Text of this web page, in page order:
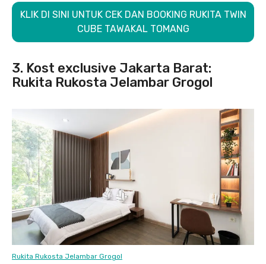
KLIK DI SINI UNTUK CEK DAN BOOKING RUKITA TWIN
CUBE TAWAKAL TOMANG
3. Kost exclusive Jakarta Barat:
Rukita Rukosta Jelambar Grogol
Rukita Rukosta Jelambar Grogol